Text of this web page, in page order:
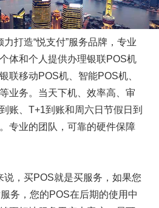
打造“悦支付”服务品牌，专业
体和个人提供办理银联POS机
联移动POS机、智能POS机、
业务。当天下机、效率高、审
账、T+1到账和周六日节假日到
专业的团队，可靠的硬件保障
，买POS就是买服务，如果您
务，您的POS在后期的使用中